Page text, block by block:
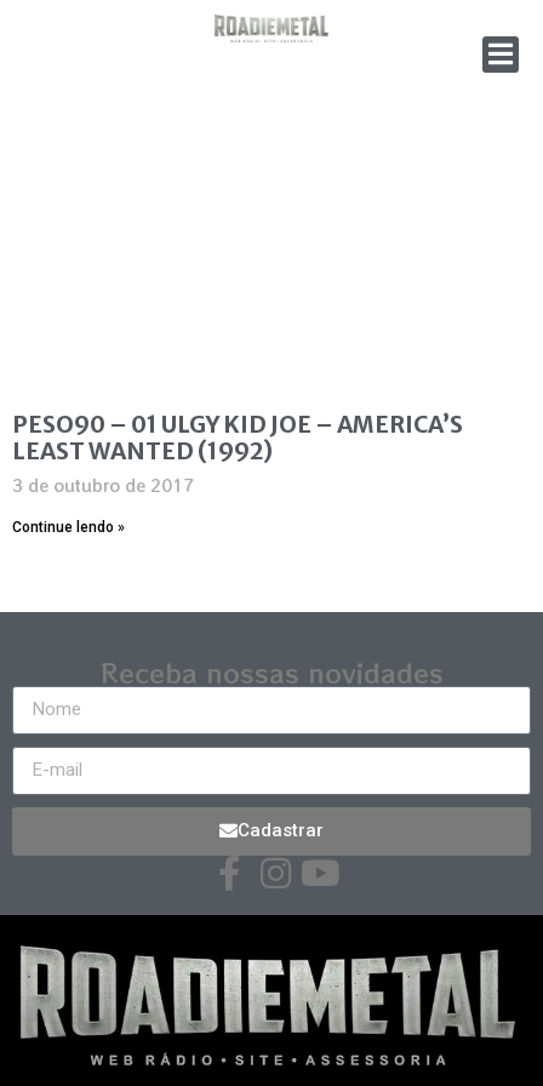
PESO90 – 01 ULGY KID JOE – AMERICA’S
LEAST WANTED (1992)
3 de outubro de 2017
Continue lendo »
Receba nossas novidades
Cadastrar